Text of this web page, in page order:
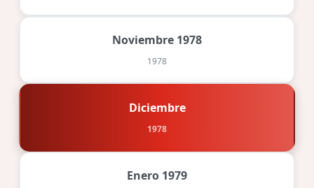
Noviembre 1978
1978
Diciembre
1978
Enero 1979